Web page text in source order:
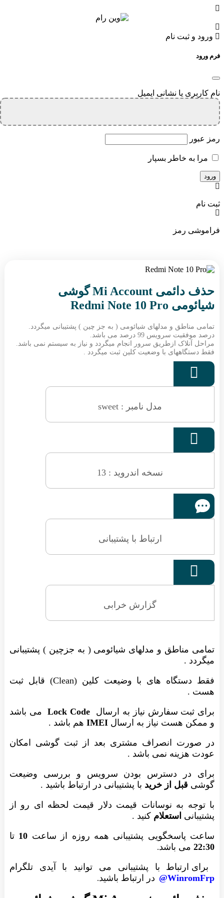
ورود و ثبت نام
فرم ورود
نام کاربری یا نشانی ایمیل
رمز عبور
مرا به خاطر بسپار
ثبت نام
فراموشی رمز
حذف دائمی Mi Account گوشی
شیائومی Redmi Note 10 Pro
تمامی مناطق و مدلهای شیائومی ( به جز چین ) پشتیبانی میگردد.
درصد موفقیت سرویس 99 درصد می باشد.
مراحل آنلاک ازطریق سرور انجام میگردد و نیاز به سیستم نمی باشد.
فقط دستگاههای با وضعیت کلین ثبت میگردد .

مدل نامبر : sweet

نسخه اندروید : 13
ارتباط با پشتیبانی

گزارش خرابی
تمامی مناطق و مدلهای شیائومی ( به جزچین ) پشتیبانی
میگردد .
فقط دستگاه های با وضیعت کلین (Clean) قابل ثبت
هست .
برای ثبت سفارش نیاز به ارسال Lock Codeمی باشد
و ممکن هست نیاز به ارسال IMEIهم باشد .
در صورت انصراف مشتری بعد از ثبت گوشی امکان
عودت هزینه نمی باشد .
برای در دسترس بودن سرویس و بررسی وضیعت
گوشی قبل از خرید با پشتیبانی در ارتباط باشید .
با توجه به نوسانات قیمت دلار قیمت لحظه ای رو از
پشتیبانی استعلام کنید .
ساعت پاسخگویی پشتیبانی همه روزه از ساعت 10 تا
22:30می باشد.
برای ارتباط با پشتیبانی می توانید با آیدی تلگرام
WinromFrp@
در ارتباط باشید.